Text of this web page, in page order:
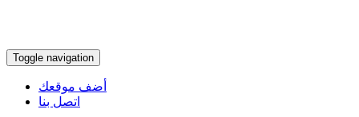
Toggle navigation
أضف موقعك
اتصل بنا